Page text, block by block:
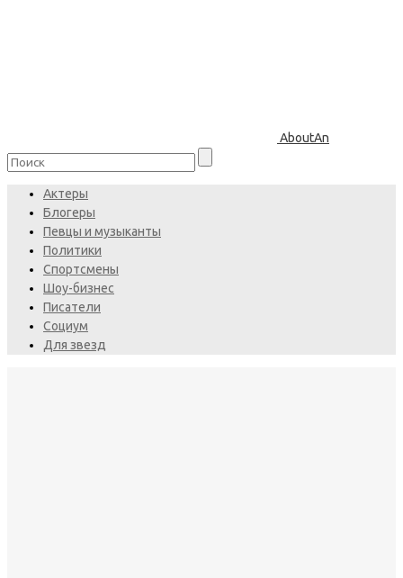
AboutAn
Актеры
Блогеры
Певцы и музыканты
Политики
Спортсмены
Шоу-бизнес
Писатели
Социум
Для звезд